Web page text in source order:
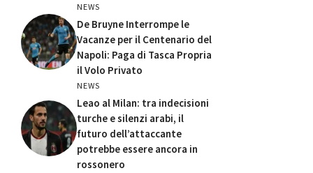
NEWS
De Bruyne Interrompe le
Vacanze per il Centenario del
Napoli: Paga di Tasca Propria
il Volo Privato
NEWS
Leao al Milan: tra indecisioni
turche e silenzi arabi, il
futuro dell’attaccante
potrebbe essere ancora in
rossonero